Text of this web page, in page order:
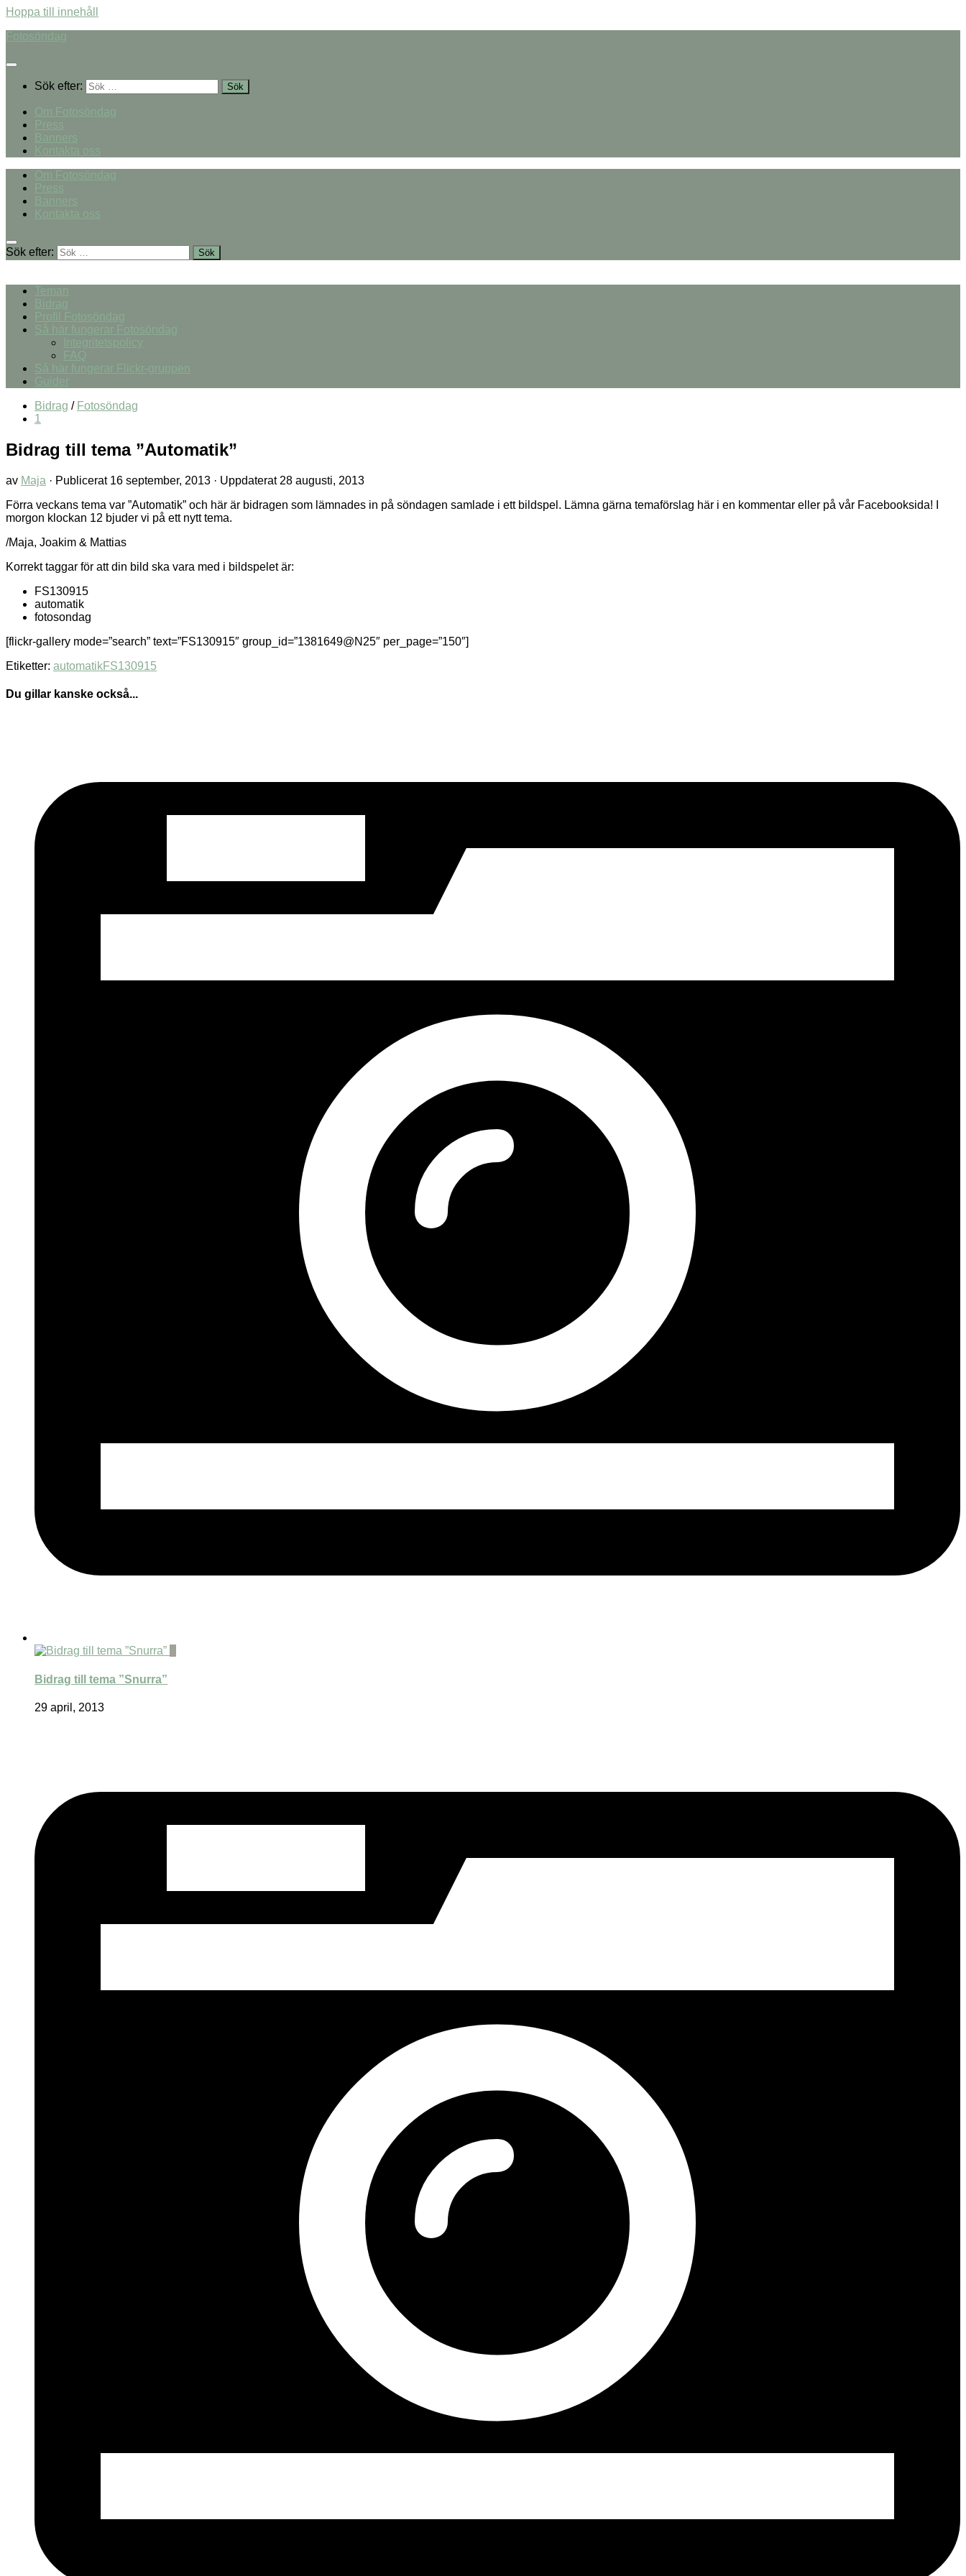
Hoppa till innehåll
Fotosöndag
Sök efter:
Om Fotosöndag
Press
Banners
Kontakta oss
Om Fotosöndag
Press
Banners
Kontakta oss
Sök efter:
Teman
Bidrag
Profil Fotosöndag
Så här fungerar Fotosöndag
Integritetspolicy
FAQ
Så här fungerar Flickr-gruppen
Guider
Bidrag / Fotosöndag
1
Bidrag till tema ”Automatik”
av Maja · Publicerat 16 september, 2013 · Uppdaterat 28 augusti, 2013
Förra veckans tema var ”Automatik” och här är bidragen som lämnades in på söndagen samlade i ett bildspel. Lämna gärna temaförslag här i en kommentar eller på vår Facebooksida! I
morgon klockan 12 bjuder vi på ett nytt tema.
/Maja, Joakim & Mattias
Korrekt taggar för att din bild ska vara med i bildspelet är:
FS130915
automatik
fotosondag
[flickr-gallery mode=”search” text=”FS130915″ group_id=”1381649@N25″ per_page=”150″]
Etiketter: automatikFS130915
Du gillar kanske också...
0
Bidrag till tema ”Snurra”
29 april, 2013